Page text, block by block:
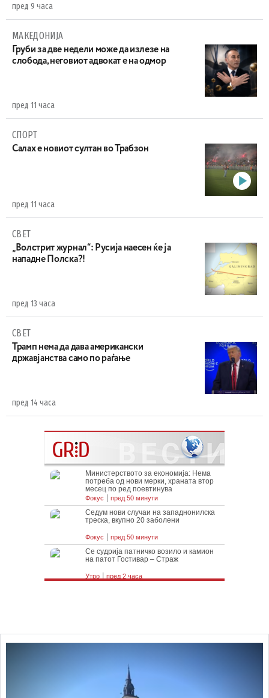
пред 9 часа
МАКЕДОНИЈА
Груби за две недели може да излезе на
слобода, неговиот адвокат е на одмор
пред 11 часа
СПОРТ
Салах е новиот султан во Трабзон
пред 11 часа
СВЕТ
„Волстрит журнал“: Русија наесен ќе ја
нападне Полска?!
пред 13 часа
СВЕТ
Трамп нема да дава американски
државјанства само по раѓање
пред 14 часа